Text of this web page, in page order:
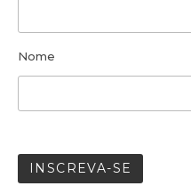
Nome